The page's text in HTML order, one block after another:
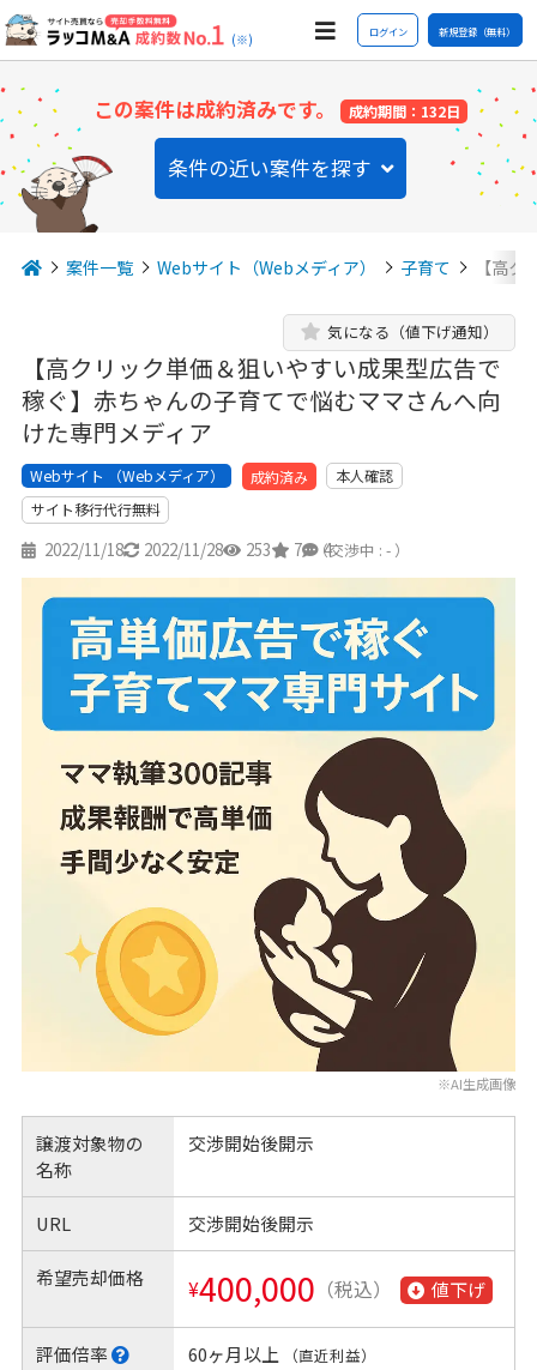
(※) ログイン 新規登録（無料）
この案件は成約済みです。 成約期間：132日
条件の近い案件を探す
案件一覧 Webサイト（Webメディア） 子育て 【高
【高クリック単価＆狙いやすい成果型広告で
稼ぐ】赤ちゃんの子育てで悩むママさんへ向
けた専門メディア
気になる（値下げ通知）
Webサイト （Webメディア） 成約済み
本人確認
サイト移行代行無料
2022/11/18 2022/11/28 253 7 4
（交渉中 : - ）
※AI生成画像
譲渡対象物の
名称
交渉開始後開示
URL 交渉開始後開示
希望売却価格 ¥400,000 （税込） 値下げ
評価倍率 60ヶ月以上 （直近利益）